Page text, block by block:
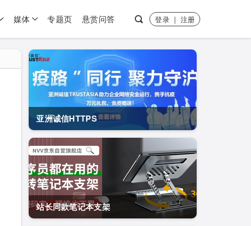
媒体 专题页 悬赏问答 登录 | 注册
亚洲诚信HTTPS
站长同款笔记本支架